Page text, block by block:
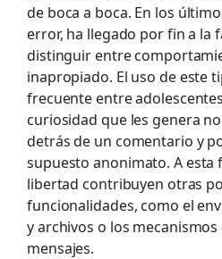
de boca a boca. En los
error, ha llegado por fin a la
distinguir entre
inapropiado. El uso de este
frecuente entre
curiosidad que les genera
detrás de un comentario y
supuesto anonimato. A esta
libertad contribuyen otras
funcionalidades, como el
y archivos o los
mensajes.